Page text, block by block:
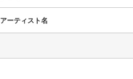
アーティスト名